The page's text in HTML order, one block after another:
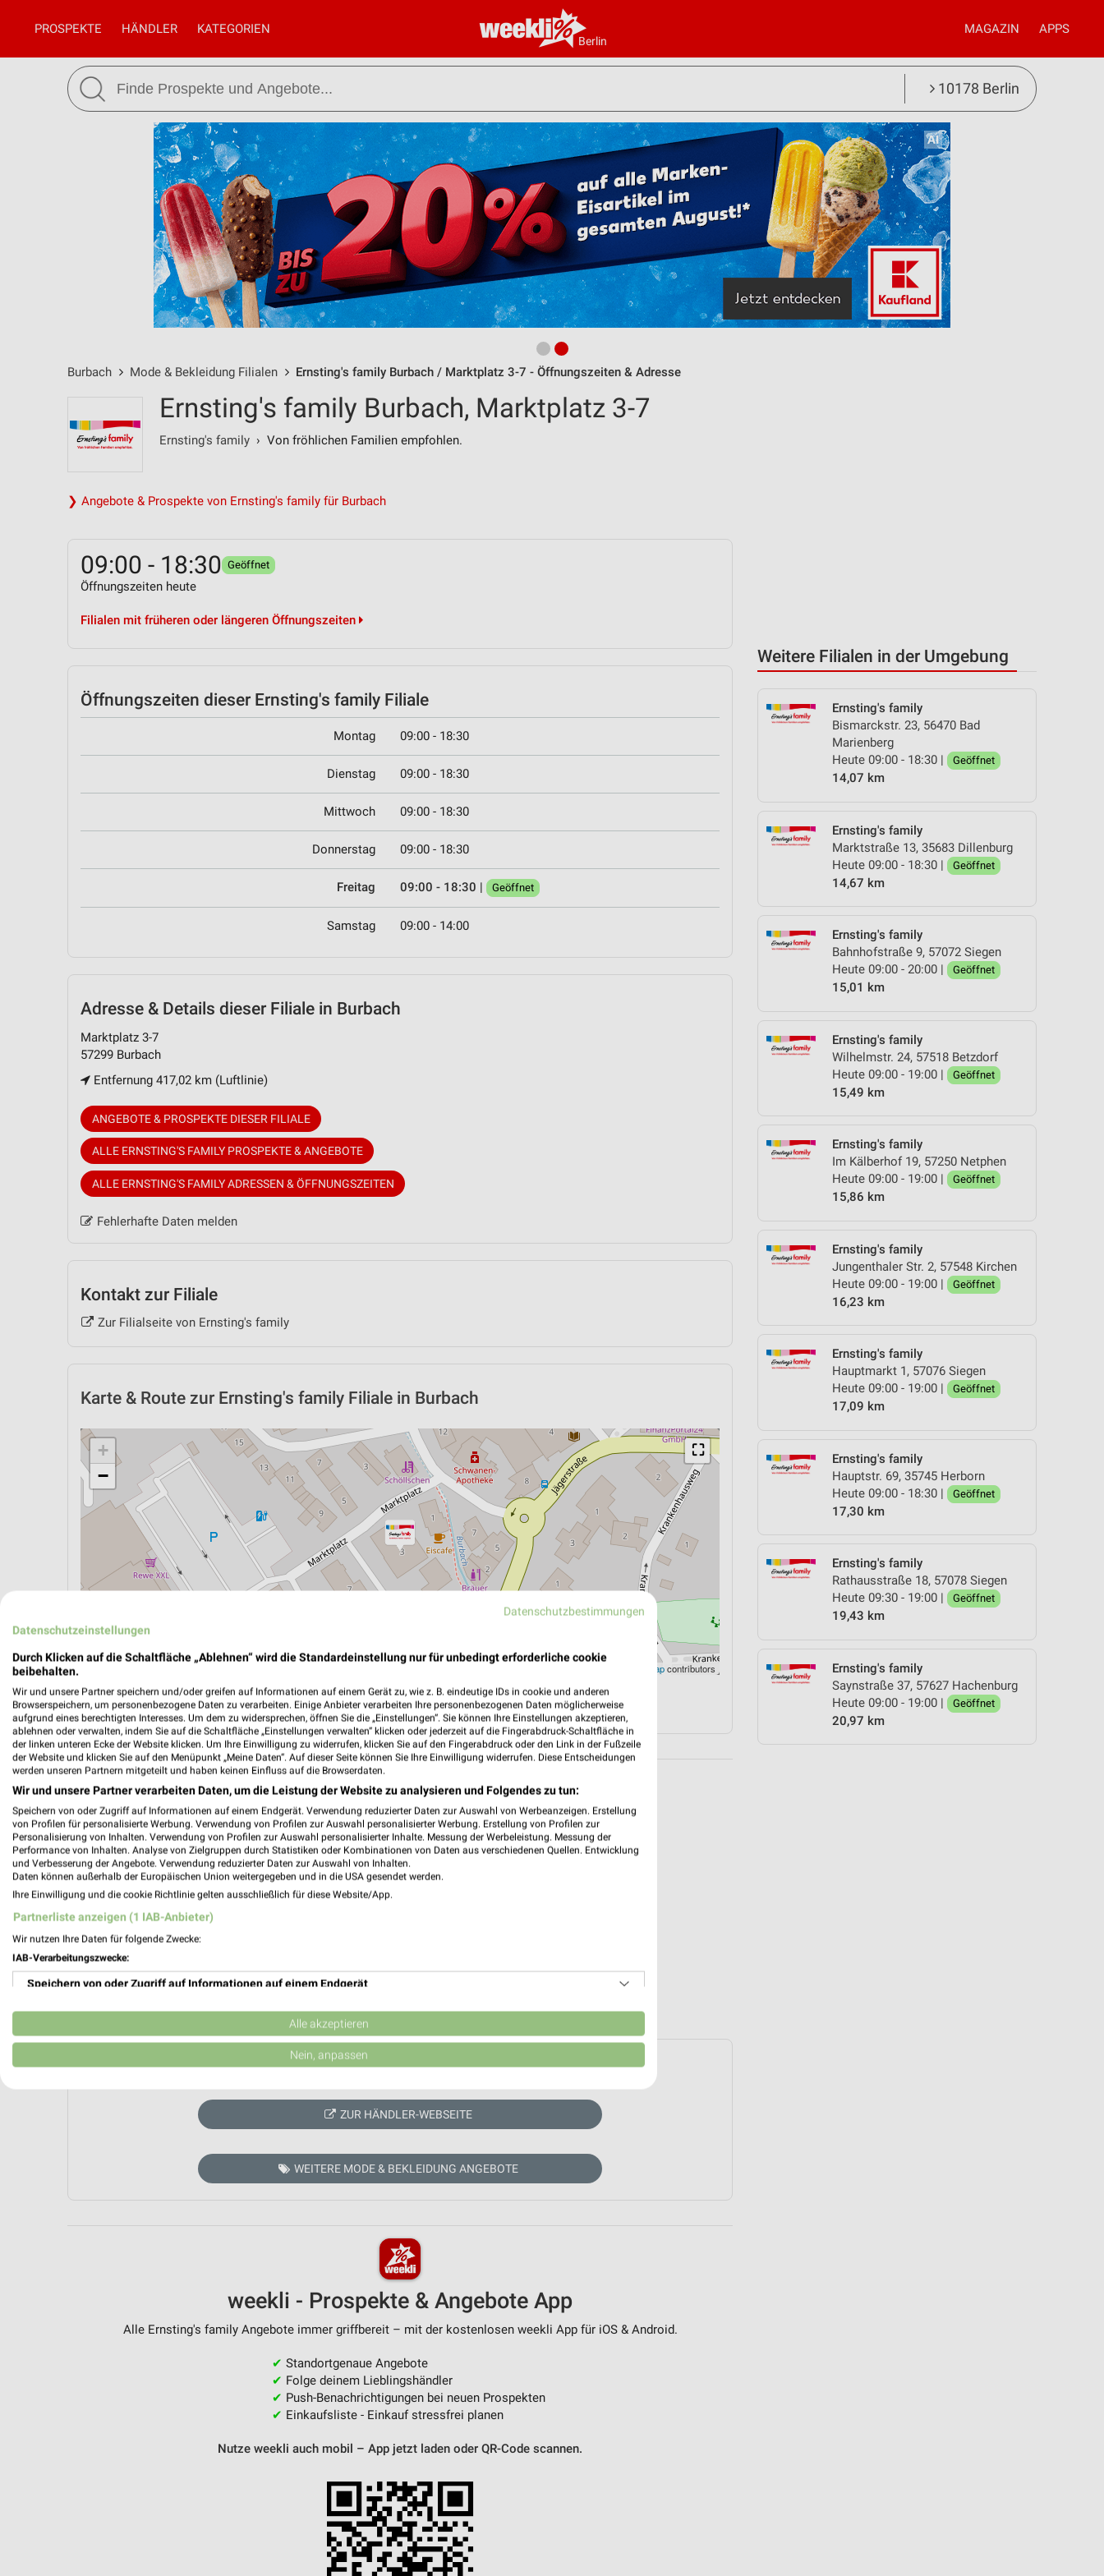
Berlin
PROSPEKTE HÄNDLER KATEGORIEN MAGAZIN APPS
10178 Berlin
Burbach Mode & Bekleidung Filialen Ernsting's family Burbach / Marktplatz 3-7 - Öffnungszeiten & Adresse
Weitere Filialen in der Umgebung
Ernsting's family
Bismarckstr. 23, 56470 Bad
Marienberg
Heute 09:00 - 18:30 |
Geöffnet
14,07 km
Ernsting's family
Marktstraße 13, 35683 Dillenburg
Heute 09:00 - 18:30 |
Geöffnet
14,67 km
Ernsting's family
Bahnhofstraße 9, 57072 Siegen
Heute 09:00 - 20:00 |
Geöffnet
15,01 km
Ernsting's family
Wilhelmstr. 24, 57518 Betzdorf
Heute 09:00 - 19:00 |
Geöffnet
15,49 km
Ernsting's family
Im Kälberhof 19, 57250 Netphen
Heute 09:00 - 19:00 |
Geöffnet
15,86 km
Ernsting's family
Jungenthaler Str. 2, 57548 Kirchen
Heute 09:00 - 19:00 |
Geöffnet
16,23 km
Ernsting's family
Hauptmarkt 1, 57076 Siegen
Heute 09:00 - 19:00 |
Geöffnet
17,09 km
Ernsting's family
Hauptstr. 69, 35745 Herborn
Heute 09:00 - 18:30 |
Geöffnet
17,30 km
Ernsting's family
Rathausstraße 18, 57078 Siegen
Heute 09:30 - 19:00 |
Geöffnet
19,43 km
Ernsting's family
Saynstraße 37, 57627 Hachenburg
Heute 09:00 - 19:00 |
Geöffnet
20,97 km
Ernsting's family Burbach, Marktplatz 3-7
Ernsting's family › Von fröhlichen Familien empfohlen.
❯ Angebote & Prospekte von Ernsting's family für Burbach
09:00 - 18:30 Geöffnet
Öffnungszeiten heute
Filialen mit früheren oder längeren Öffnungszeiten
Öffnungszeiten dieser Ernsting's family Filiale
Montag 09:00 - 18:30
Dienstag 09:00 - 18:30
Mittwoch 09:00 - 18:30
Donnerstag 09:00 - 18:30
Freitag 09:00 - 18:30 | Geöffnet
Samstag 09:00 - 14:00
Adresse & Details dieser Filiale in Burbach
Marktplatz 3-7
57299 Burbach
Entfernung 417,02 km (Luftlinie)
ANGEBOTE & PROSPEKTE DIESER FILIALE
ALLE ERNSTING'S FAMILY PROSPEKTE & ANGEBOTE
ALLE ERNSTING'S FAMILY ADRESSEN & ÖFFNUNGSZEITEN
Fehlerhafte Daten melden
Kontakt zur Filiale
Zur Filialseite von Ernsting's family
Karte & Route zur Ernsting's family Filiale in Burbach
⛶
+
−
OpenStreetMapcontributors
ÖPNV ANZEIGEN LADESÄULEN ANZEIGEN NAVIGATION MIT GOOGLE/IOS MAPS
Aktuell keine Prospekte vorhanden.
ZUR HÄNDLER-WEBSEITE
WEITERE MODE & BEKLEIDUNG ANGEBOTE
weekli - Prospekte & Angebote App
Alle Ernsting's family Angebote immer griffbereit – mit der kostenlosen weekli App für iOS & Android.
✔ Standortgenaue Angebote
✔ Folge deinem Lieblingshändler
✔ Push-Benachrichtigungen bei neuen Prospekten
✔ Einkaufsliste - Einkauf stressfrei planen
Nutze weekli auch mobil – App jetzt laden oder QR-Code scannen.
Datenschutzbestimmungen
Datenschutzeinstellungen
Durch Klicken auf die Schaltfläche „Ablehnen“ wird die Standardeinstellung nur für unbedingt erforderliche cookie
beibehalten.
Wir und unsere Partner speichern und/oder greifen auf Informationen auf einem Gerät zu, wie z. B. eindeutige IDs in cookie und anderen
Browserspeichern, um personenbezogene Daten zu verarbeiten. Einige Anbieter verarbeiten Ihre personenbezogenen Daten möglicherweise
aufgrund eines berechtigten Interesses. Um dem zu widersprechen, öffnen Sie die „Einstellungen“. Sie können Ihre Einstellungen akzeptieren,
ablehnen oder verwalten, indem Sie auf die Schaltfläche „Einstellungen verwalten“ klicken oder jederzeit auf die Fingerabdruck-Schaltfläche in
der linken unteren Ecke der Website klicken. Um Ihre Einwilligung zu widerrufen, klicken Sie auf den Fingerabdruck oder den Link in der Fußzeile
der Website und klicken Sie auf den Menüpunkt „Meine Daten“. Auf dieser Seite können Sie Ihre Einwilligung widerrufen. Diese Entscheidungen
werden unseren Partnern mitgeteilt und haben keinen Einfluss auf die Browserdaten.
Wir und unsere Partner verarbeiten Daten, um die Leistung der Website zu analysieren und Folgendes zu tun:
Speichern von oder Zugriff auf Informationen auf einem Endgerät. Verwendung reduzierter Daten zur Auswahl von Werbeanzeigen. Erstellung
von Profilen für personalisierte Werbung. Verwendung von Profilen zur Auswahl personalisierter Werbung. Erstellung von Profilen zur
Personalisierung von Inhalten. Verwendung von Profilen zur Auswahl personalisierter Inhalte. Messung der Werbeleistung. Messung der
Performance von Inhalten. Analyse von Zielgruppen durch Statistiken oder Kombinationen von Daten aus verschiedenen Quellen. Entwicklung
und Verbesserung der Angebote. Verwendung reduzierter Daten zur Auswahl von Inhalten.
Daten können außerhalb der Europäischen Union weitergegeben und in die USA gesendet werden.
Ihre Einwilligung und die cookie Richtlinie gelten ausschließlich für diese Website/App.
Partnerliste anzeigen (1 IAB-Anbieter)
Wir nutzen Ihre Daten für folgende Zwecke:
IAB-Verarbeitungszwecke:
Speichern von oder Zugriff auf Informationen auf einem Endgerät
Verwendung reduzierter Daten zur Auswahl von Werbeanzeigen
Erstellung von Profilen für personalisierte Werbung
Erstellung von Profilen zur Personalisierung von Inhalten
Verwendung von Profilen zur Auswahl personalisierter Inhalte
Analyse von Zielgruppen durch Statistiken oder Kombinationen von Daten aus verschiedenen
Entwicklung und Verbesserung der Angebote
Verwendung reduzierter Daten zur Auswahl von Inhalten
Geräte anhand von aktiv angeforderten Informationen identifizieren
Alle akzeptieren
Nein, anpassen